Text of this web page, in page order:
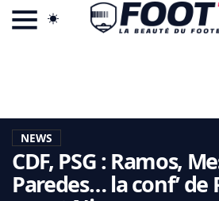
LA CHARTE
VIE PRIVÉE
CGU
CONTACTEZ-NOUS
NEWS
CDF, PSG : Ramos,
Paredes… la conf’